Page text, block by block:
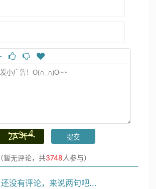
（暂无评论，共3748人参与）
还没有评论，来说两句吧...